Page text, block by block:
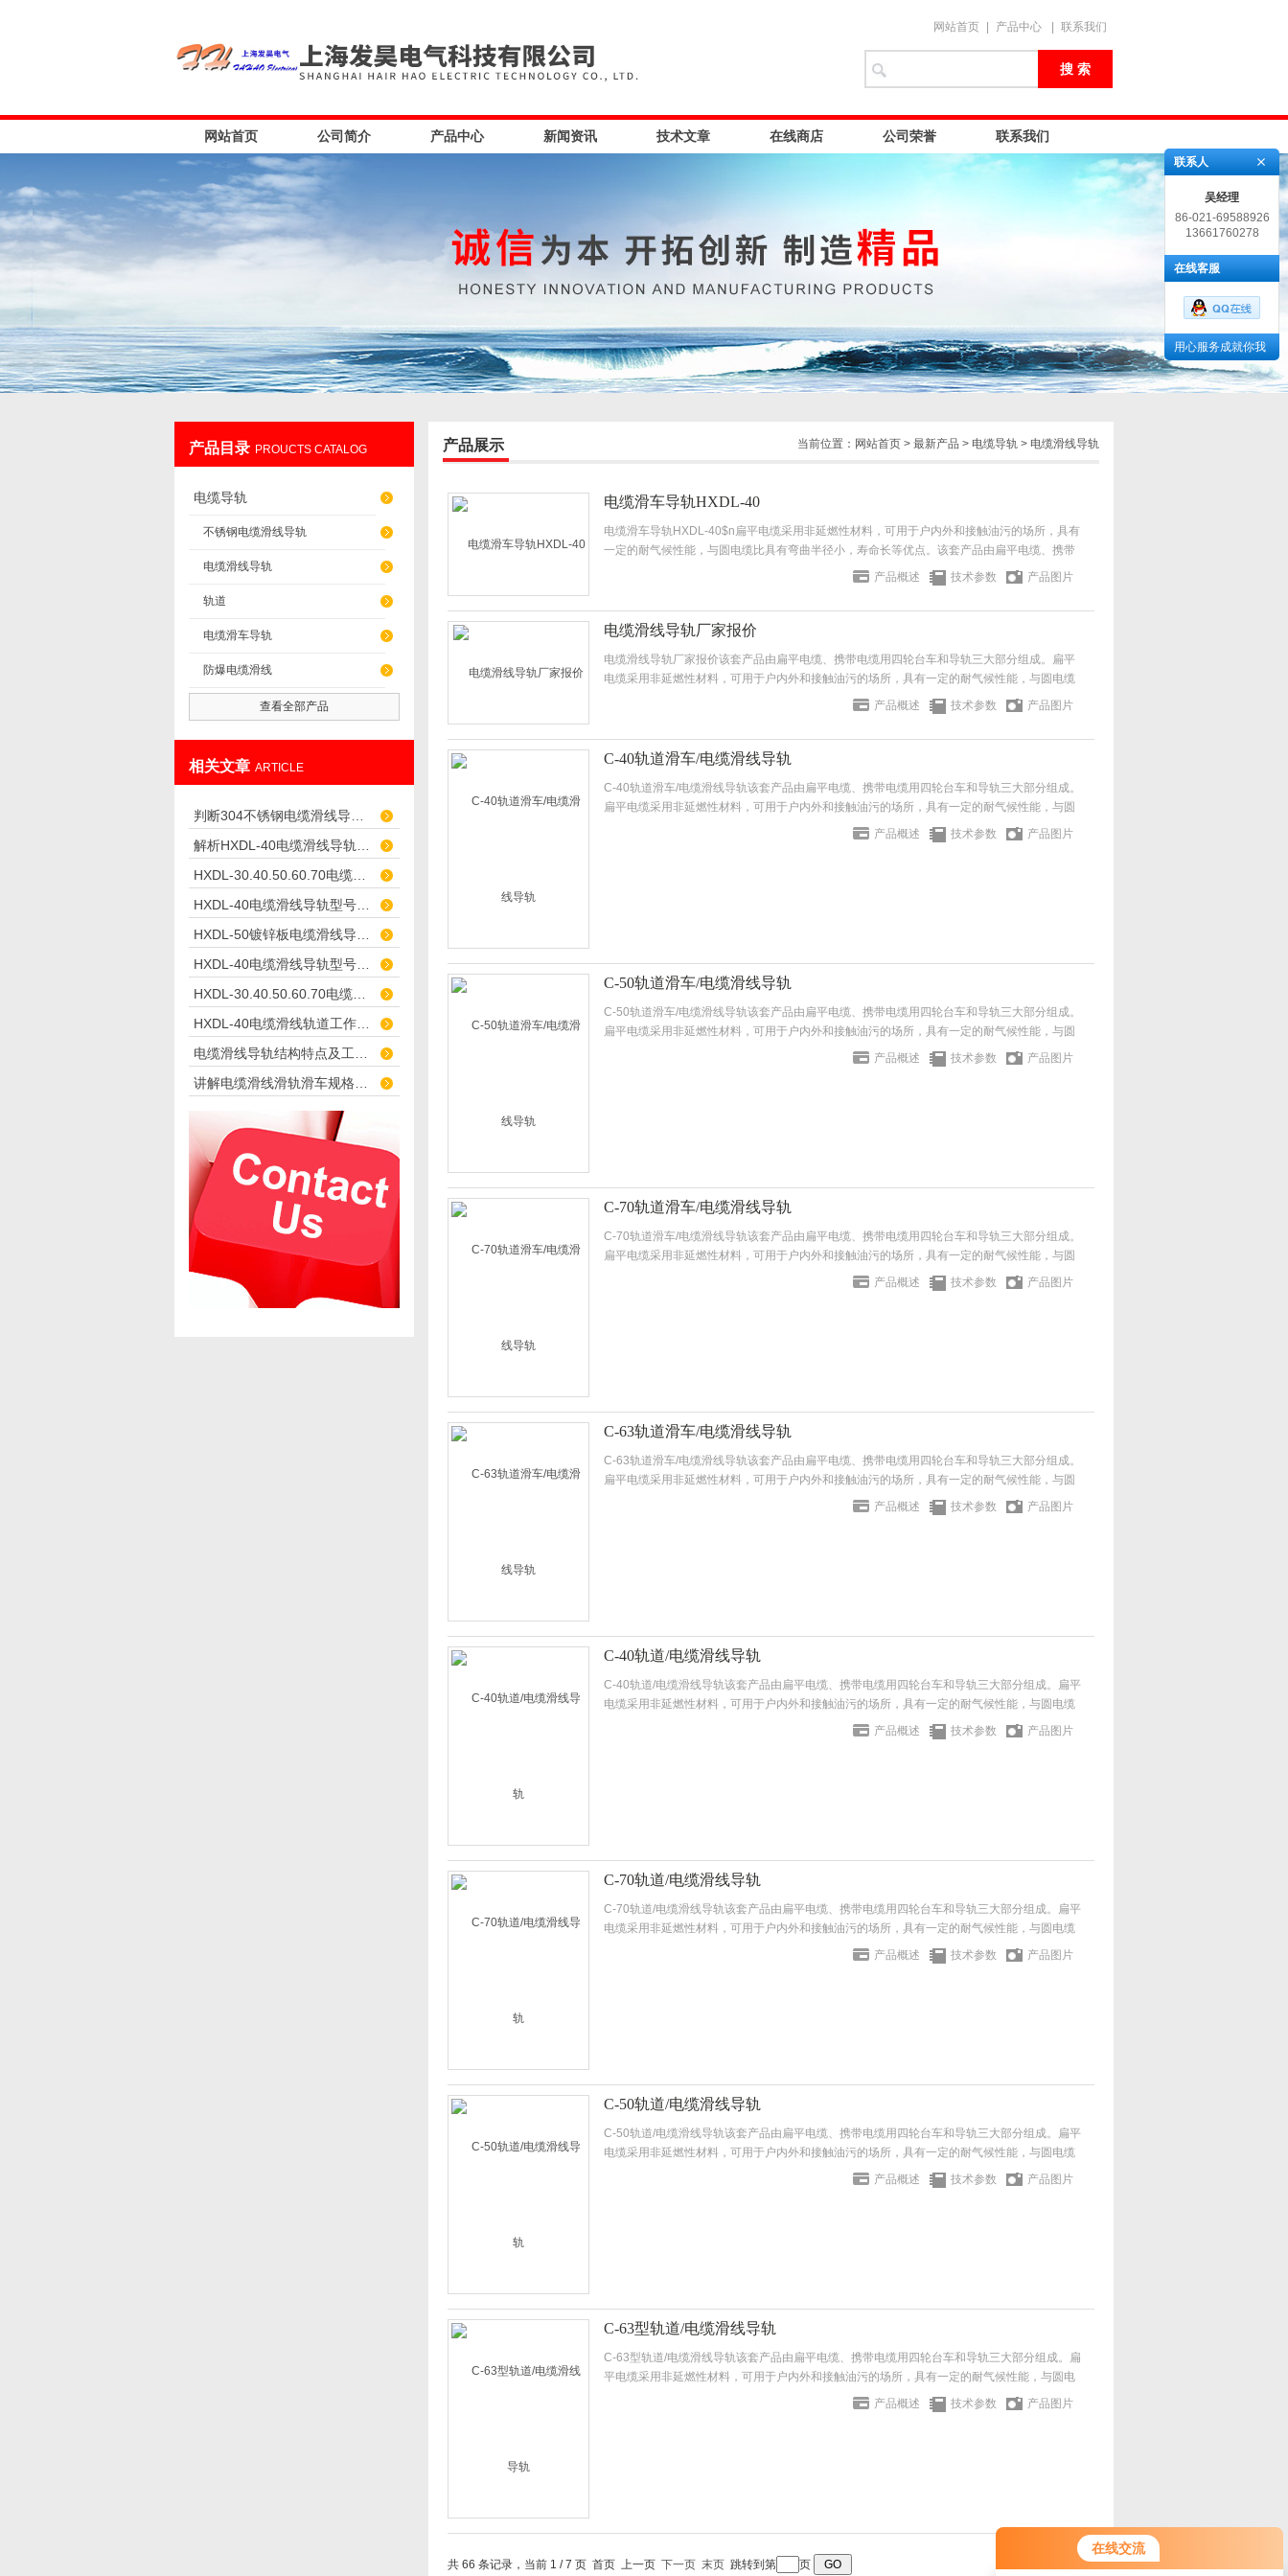
在线交流
网站首页 产品中心 联系我们
网站首页 公司简介 产品中心 新闻资讯 技术文章 在线商店 公司荣誉 联系我们
产品目录 PROUCTS CATALOG
电缆导轨
不锈钢电缆滑线导轨
电缆滑线导轨
轨道
电缆滑车导轨
防爆电缆滑线
查看全部产品
相关文章 ARTICLE
当前位置： 网站首页 > 最新产品 > 电缆导轨 > 电缆滑线导轨
产品展示
电缆滑车导轨HXDL-40
电缆滑车导轨HXDL-40$n扁平电缆采用非延燃性材料，可用于户内外和接触油污的场所，具有
一定的耐气候性能，与圆电缆比具有弯曲半径小，寿命长等优点。该套产品由扁平电缆、携带
产品概述 技术参数 产品图片
电缆滑线导轨厂家报价
电缆滑线导轨厂家报价该套产品由扁平电缆、携带电缆用四轮台车和导轨三大部分组成。扁平
电缆采用非延燃性材料，可用于户内外和接触油污的场所，具有一定的耐气候性能，与圆电缆
产品概述 技术参数 产品图片
C-40轨道滑车/电缆滑线导轨
C-40轨道滑车/电缆滑线导轨该套产品由扁平电缆、携带电缆用四轮台车和导轨三大部分组成。
扁平电缆采用非延燃性材料，可用于户内外和接触油污的场所，具有一定的耐气候性能，与圆
产品概述 技术参数 产品图片
C-50轨道滑车/电缆滑线导轨
C-50轨道滑车/电缆滑线导轨该套产品由扁平电缆、携带电缆用四轮台车和导轨三大部分组成。
扁平电缆采用非延燃性材料，可用于户内外和接触油污的场所，具有一定的耐气候性能，与圆
产品概述 技术参数 产品图片
C-70轨道滑车/电缆滑线导轨
C-70轨道滑车/电缆滑线导轨该套产品由扁平电缆、携带电缆用四轮台车和导轨三大部分组成。
扁平电缆采用非延燃性材料，可用于户内外和接触油污的场所，具有一定的耐气候性能，与圆
产品概述 技术参数 产品图片
C-63轨道滑车/电缆滑线导轨
C-63轨道滑车/电缆滑线导轨该套产品由扁平电缆、携带电缆用四轮台车和导轨三大部分组成。
扁平电缆采用非延燃性材料，可用于户内外和接触油污的场所，具有一定的耐气候性能，与圆
产品概述 技术参数 产品图片
C-40轨道/电缆滑线导轨
C-40轨道/电缆滑线导轨该套产品由扁平电缆、携带电缆用四轮台车和导轨三大部分组成。扁平
电缆采用非延燃性材料，可用于户内外和接触油污的场所，具有一定的耐气候性能，与圆电缆
产品概述 技术参数 产品图片
C-70轨道/电缆滑线导轨
C-70轨道/电缆滑线导轨该套产品由扁平电缆、携带电缆用四轮台车和导轨三大部分组成。扁平
电缆采用非延燃性材料，可用于户内外和接触油污的场所，具有一定的耐气候性能，与圆电缆
产品概述 技术参数 产品图片
C-50轨道/电缆滑线导轨
C-50轨道/电缆滑线导轨该套产品由扁平电缆、携带电缆用四轮台车和导轨三大部分组成。扁平
电缆采用非延燃性材料，可用于户内外和接触油污的场所，具有一定的耐气候性能，与圆电缆
产品概述 技术参数 产品图片
C-63型轨道/电缆滑线导轨
C-63型轨道/电缆滑线导轨该套产品由扁平电缆、携带电缆用四轮台车和导轨三大部分组成。扁
平电缆采用非延燃性材料，可用于户内外和接触油污的场所，具有一定的耐气候性能，与圆电
产品概述 技术参数 产品图片
共 66 条记录，当前 1 / 7 页 首页 上一页 下一页 末页 跳转到第 页
联系人
吴经理
86-021-69588926
13661760278
在线客服
用心服务成就你我